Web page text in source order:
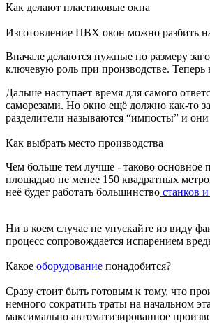
Как делают пластиковые окна
Изготовление ПВХ окон можно разбить
Вначале делаются нужные по размеру
ключевую роль при производстве.
Дальше наступает время для самого
саморезами. Но окно ещё должно как-то
разделители называются “импосты” и
Как выбрать место производства
Чем больше тем лучше - таково основное
площадью не менее 150 квадратных
неё будет работать большинство станков
Ни в коем случае не упускайте из виду
процесс сопровождается испарением
Какое оборудование понадобится?
Сразу стоит быть готовым к тому, что
немного сократить траты на начальном
максимально автоматизированное